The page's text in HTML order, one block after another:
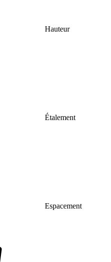
Hauteur
Étalement
Espacement